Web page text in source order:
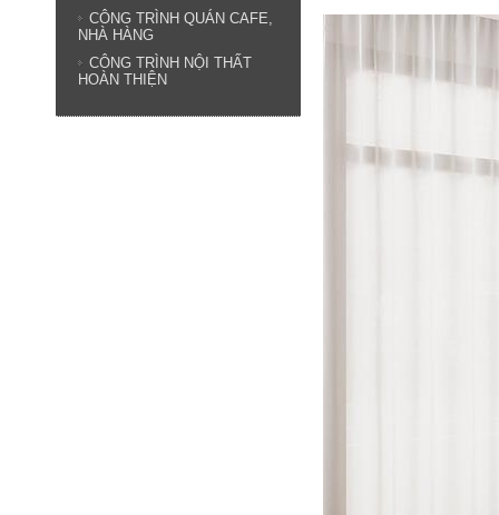
CÔNG TRÌNH QUÁN CAFE,
NHÀ HÀNG
CÔNG TRÌNH NỘI THẤT
HOÀN THIỆN